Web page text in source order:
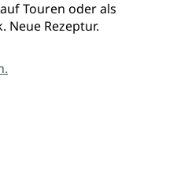
Touren oder als
Neue Rezeptur.